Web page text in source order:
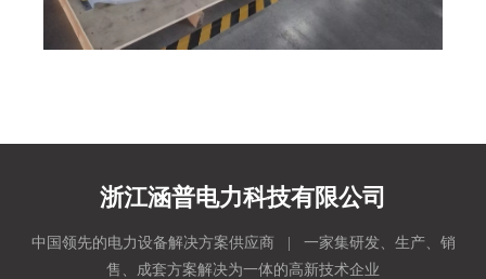
浙江涵普电力科技有限公司
中国领先的电力设备解决方案供应商 | 一家集研发、生产、销
售、成套方案解决为一体的高新技术企业